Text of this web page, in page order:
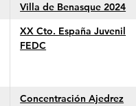
Villa de Benasque 2024
XX Cto. España Juvenil
FEDC
Concentración Ajedrez